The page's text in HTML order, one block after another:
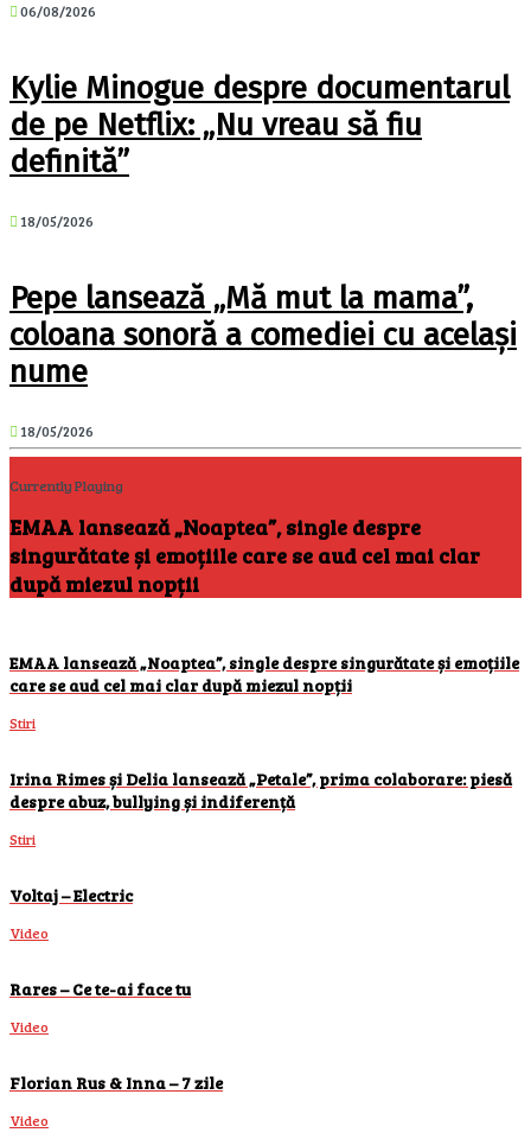
06/08/2026
Kylie Minogue despre documentarul
de pe Netflix: „Nu vreau să fiu
definită”
18/05/2026
Pepe lansează „Mă mut la mama”,
coloana sonoră a comediei cu același
nume
18/05/2026
Currently Playing
EMAA lansează „Noaptea”, single despre
singurătate și emoțiile care se aud cel mai clar
după miezul nopții
EMAA lansează „Noaptea”, single despre singurătate și emoțiile
care se aud cel mai clar după miezul nopții
Stiri
Irina Rimes și Delia lansează „Petale”, prima colaborare: piesă
despre abuz, bullying și indiferență
Stiri
Voltaj – Electric
Video
Rares – Ce te-ai face tu
Video
Florian Rus & Inna – 7 zile
Video